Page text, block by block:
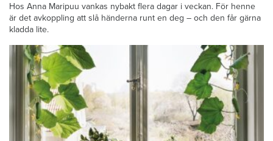
Hos Anna Maripuu vankas nybakt flera dagar i veckan. För henne
är det avkoppling att slå händerna runt en deg – och den får gärna
kladda lite.